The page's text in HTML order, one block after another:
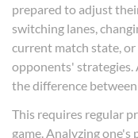
prepared to adjust
switching lanes,
current match state,
opponents' strategies.
the difference
This requires regular
game. Analyzing